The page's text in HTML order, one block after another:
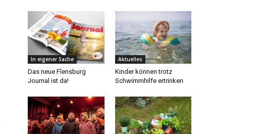
In eigener Sache
Das neue Flensburg
Journal ist da!
Aktuelles
Kinder können trotz
Schwimmhilfe ertrinken